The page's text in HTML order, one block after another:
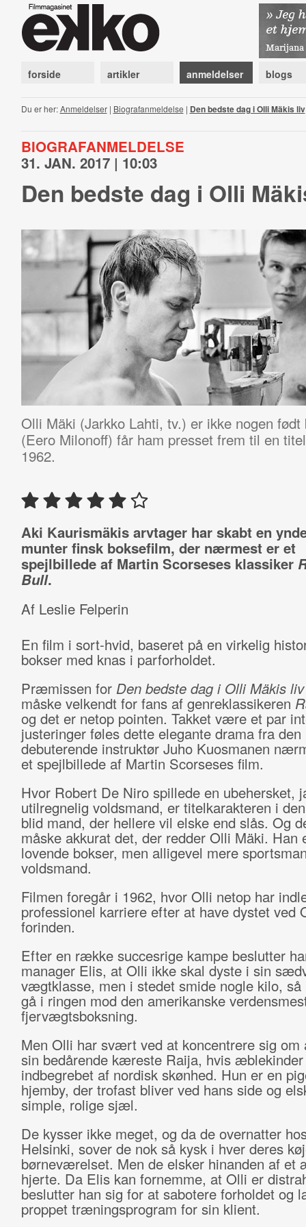
forside artikler anmeldelser blogs
Du er her:Anmeldelser| Biografanmeldelse | Den bedste dag i Olli Mäkis liv
BIOGRAFANMELDELSE
31. JAN. 2017 | 10:03
Den bedste dag i Olli
Olli Mäki (Jarkko Lahti, tv.) er ikke nogen
(Eero Milonoff) får ham presset frem til en
1962.
Aki Kaurismäkis arvtager har skabt en
munter finsk boksefilm, der nærmest er et
spejlbillede af Martin Scorseses klassiker
Bull.
Af Leslie Felperin
En film i sort-hvid, baseret på en virkelig
bokser med knas i parforholdet.
Præmissen for Den bedste dag i Olli Mäkis
måske velkendt for fans af genreklassikeren
og det er netop pointen. Takket være et par
justeringer føles dette elegante drama fra den
debuterende instruktør Juho Kuosmanen
et spejlbillede af Martin Scorseses film.
Hvor Robert De Niro spillede en ubehersket,
utilregnelig voldsmand, er titelkarakteren i
blid mand, der hellere vil elske end slås. Og
måske akkurat det, der redder Olli Mäki. Han
lovende bokser, men alligevel mere
voldsmand.
Filmen foregår i 1962, hvor Olli netop har
professionel karriere efter at have dystet ved
forinden.
Efter en række succesrige kampe beslutter
manager Elis, at Olli ikke skal dyste i sin
vægtklasse, men i stedet smide nogle kilo, så
gå i ringen mod den amerikanske
fjervægtsboksning.
Men Olli har svært ved at koncentrere sig om
sin bedårende kæreste Raija, hvis
indbegrebet af nordisk skønhed. Hun er en
hjemby, der trofast bliver ved hans side og
simple, rolige sjæl.
De kysser ikke meget, og da de overnatter
Helsinki, sover de nok så kysk i hver deres
børneværelset. Men de elsker hinanden af et
hjerte. Da Elis kan fornemme, at Olli er
beslutter han sig for at sabotere forholdet og
proppet træningsprogram for sin klient.